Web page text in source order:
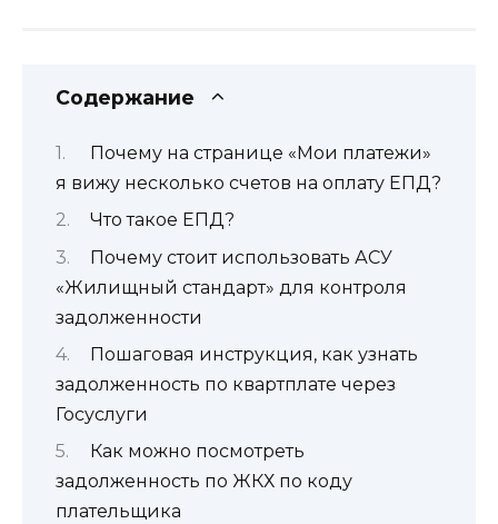
Содержание
Почему на странице «Мои платежи»
я вижу несколько счетов на оплату ЕПД?
Что такое ЕПД?
Почему стоит использовать АСУ
«Жилищный стандарт» для контроля
задолженности
Пошаговая инструкция, как узнать
задолженность по квартплате через
Госуслуги
Как можно посмотреть
задолженность по ЖКХ по коду
плательщика